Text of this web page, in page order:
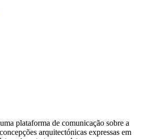
plataforma de comunicação sobre a
arquitectónicas expressas em